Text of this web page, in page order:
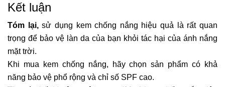
Kết luận
Tóm lại,sử dụng kem chống nắng hiệu quả là rất quan
trọng để bảo vệ làn da của bạn khỏi tác hại của ánh nắng
mặt trời.
Khi mua kem chống nắng, hãy chọn sản phẩm có khả
năng bảo vệ phổ rộng và chỉ số SPF cao.